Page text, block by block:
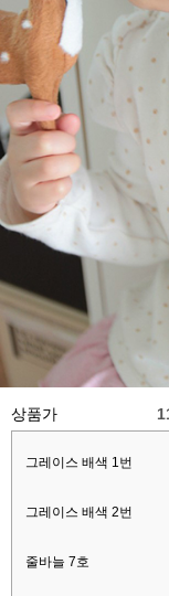
상품가
그레이스 배색 1번
그레이스 배색 2번
줄바늘 7호